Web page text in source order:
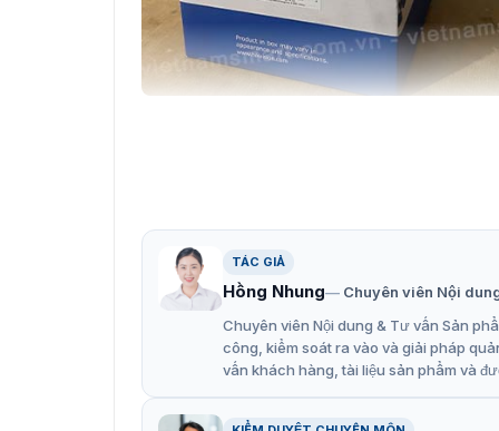
Thông tin về cáp mạng
cạnh đó, sản phẩm cũng được thiết kế và
568C.2 và ISO/IEC 11801, YD/T1019. Dưới
Chiều dài cuộn dây 305m.
4 cặp lõi đồng nguyên chất 99.95%.
Chất lượng được xác minh bởi Fluke test.
Đảm bảo khả năng truyền PoE dài và hiệu
TÁC GIẢ
Hồng Nhung
Chuyên viên Nội
Chuyên viên Nội dung & Tư vấn Sản
công, kiểm soát ra vào và giải pháp
vấn khách hàng, tài liệu sản phẩm và